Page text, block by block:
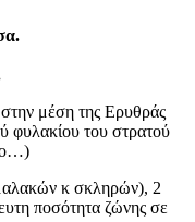
μέση της Ερυθράς
φυλακίου του στρατού
κ σκληρών), 2
ποσότητα ζώνης σε